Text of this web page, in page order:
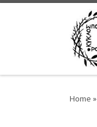
Home »